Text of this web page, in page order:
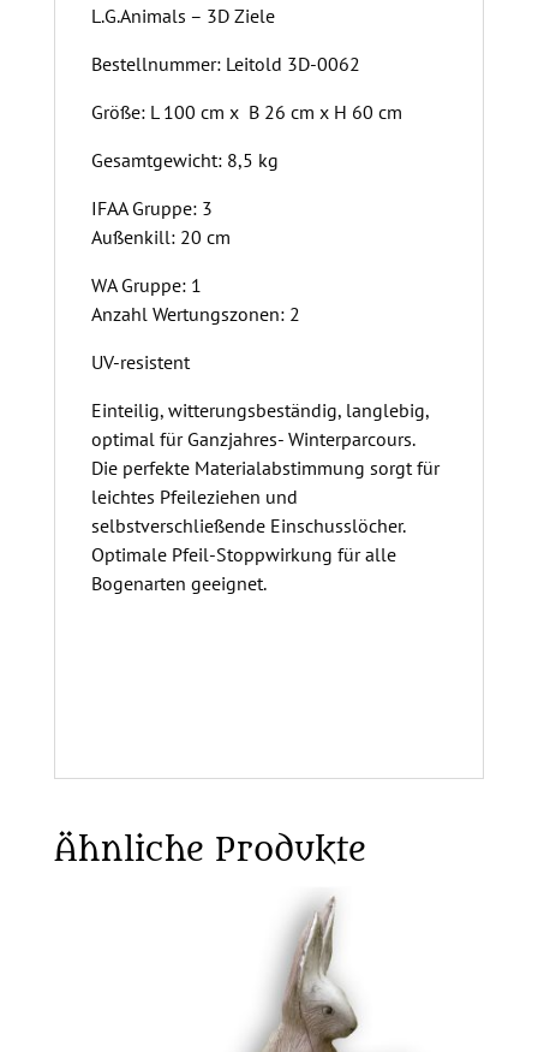
L.G.Animals – 3D Ziele
Bestellnummer: Leitold 3D-0062
Größe: L 100 cm x B 26 cm x H 60 cm
Gesamtgewicht: 8,5 kg
IFAA Gruppe: 3
Außenkill: 20 cm
WA Gruppe: 1
Anzahl Wertungszonen: 2
UV-resistent
Einteilig, witterungsbeständig, langlebig,
optimal für Ganzjahres- Winterparcours.
Die perfekte Materialabstimmung sorgt für
leichtes Pfeileziehen und
selbstverschließende Einschusslöcher.
Optimale Pfeil-Stoppwirkung für alle
Bogenarten geeignet.
Ähnliche Produkte